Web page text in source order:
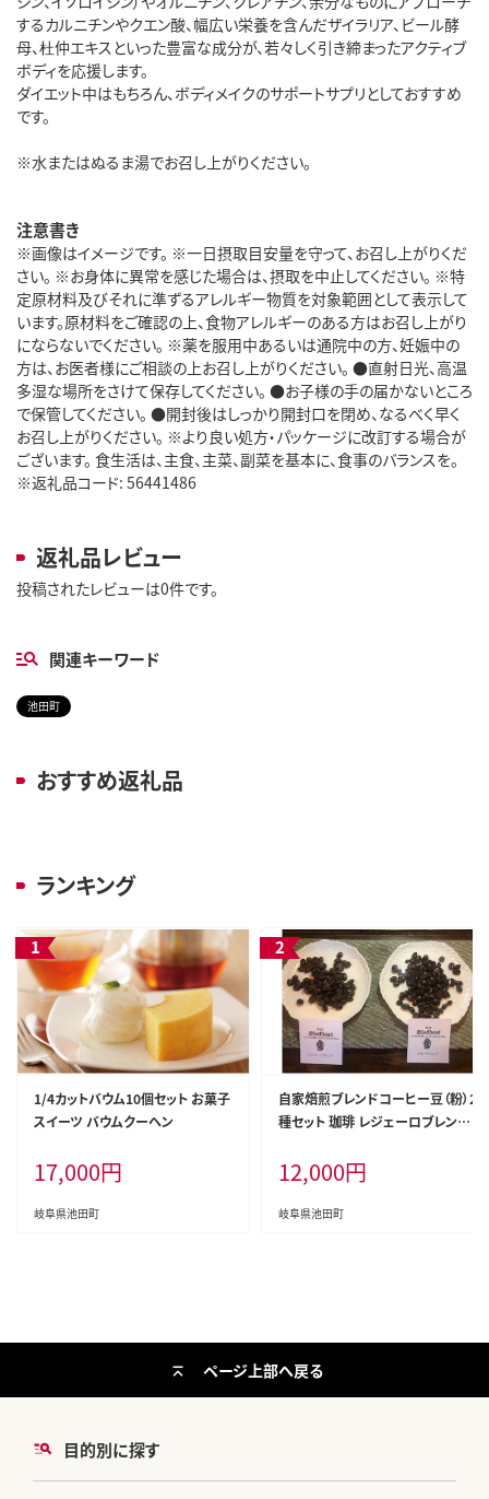
するカルニチンやクエン酸、幅広い栄養を含んだザイラリア、ビール酵
母、杜仲エキスといった豊富な成分が、若々しく引き締まったアクティブ
ボディを応援します。
ダイエット中はもちろん、ボディメイクのサポートサプリとしておすすめ
です。
※水またはぬるま湯でお召し上がりください。
注意書き
※画像はイメージです。 ※一日摂取目安量を守って、お召し上がりくだ
さい。 ※お身体に異常を感じた場合は、摂取を中止してください。 ※特
定原材料及びそれに準ずるアレルギー物質を対象範囲として表示して
います。原材料をご確認の上、食物アレルギーのある方はお召し上がり
にならないでください。 ※薬を服用中あるいは通院中の方、妊娠中の
方は、お医者様にご相談の上お召し上がりください。 ●直射日光、高温
多湿な場所をさけて保存してください。 ●お子様の手の届かないところ
で保管してください。 ●開封後はしっかり開封口を閉め、なるべく早く
お召し上がりください。 ※より良い処方・パッケージに改訂する場合が
ございます。 食生活は、主食、主菜、副菜を基本に、食事のバランスを。
※返礼品コード: 56441486
返礼品レビュー
投稿されたレビューは0件です。
関連キーワード
池田町
おすすめ返礼品
ランキング
1/4カットバウム10個セット お菓子
スイーツ バウムクーヘン
17,000円
岐阜県池田町
自家焙煎ブレンドコーヒー豆（粉）2
種セット 珈琲 レジェーロブレンド
り 重厚
12,000円
岐阜県池田町
目的別に探す
ページ上部へ戻る